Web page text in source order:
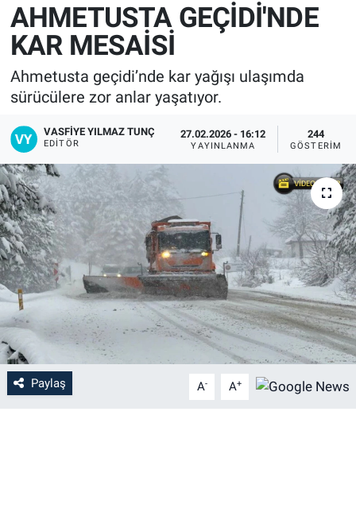
AHMETUSTA GEÇİDİ'NDE
KAR MESAİSİ
Ahmetusta geçidi’nde kar yağışı ulaşımda
sürücülere zor anlar yaşatıyor.
VASFIYE YILMAZ TUNÇ
EDITÖR
27.02.2026 - 16:12
YAYINLANMA
244
GÖSTERIM
Paylaş A- A+